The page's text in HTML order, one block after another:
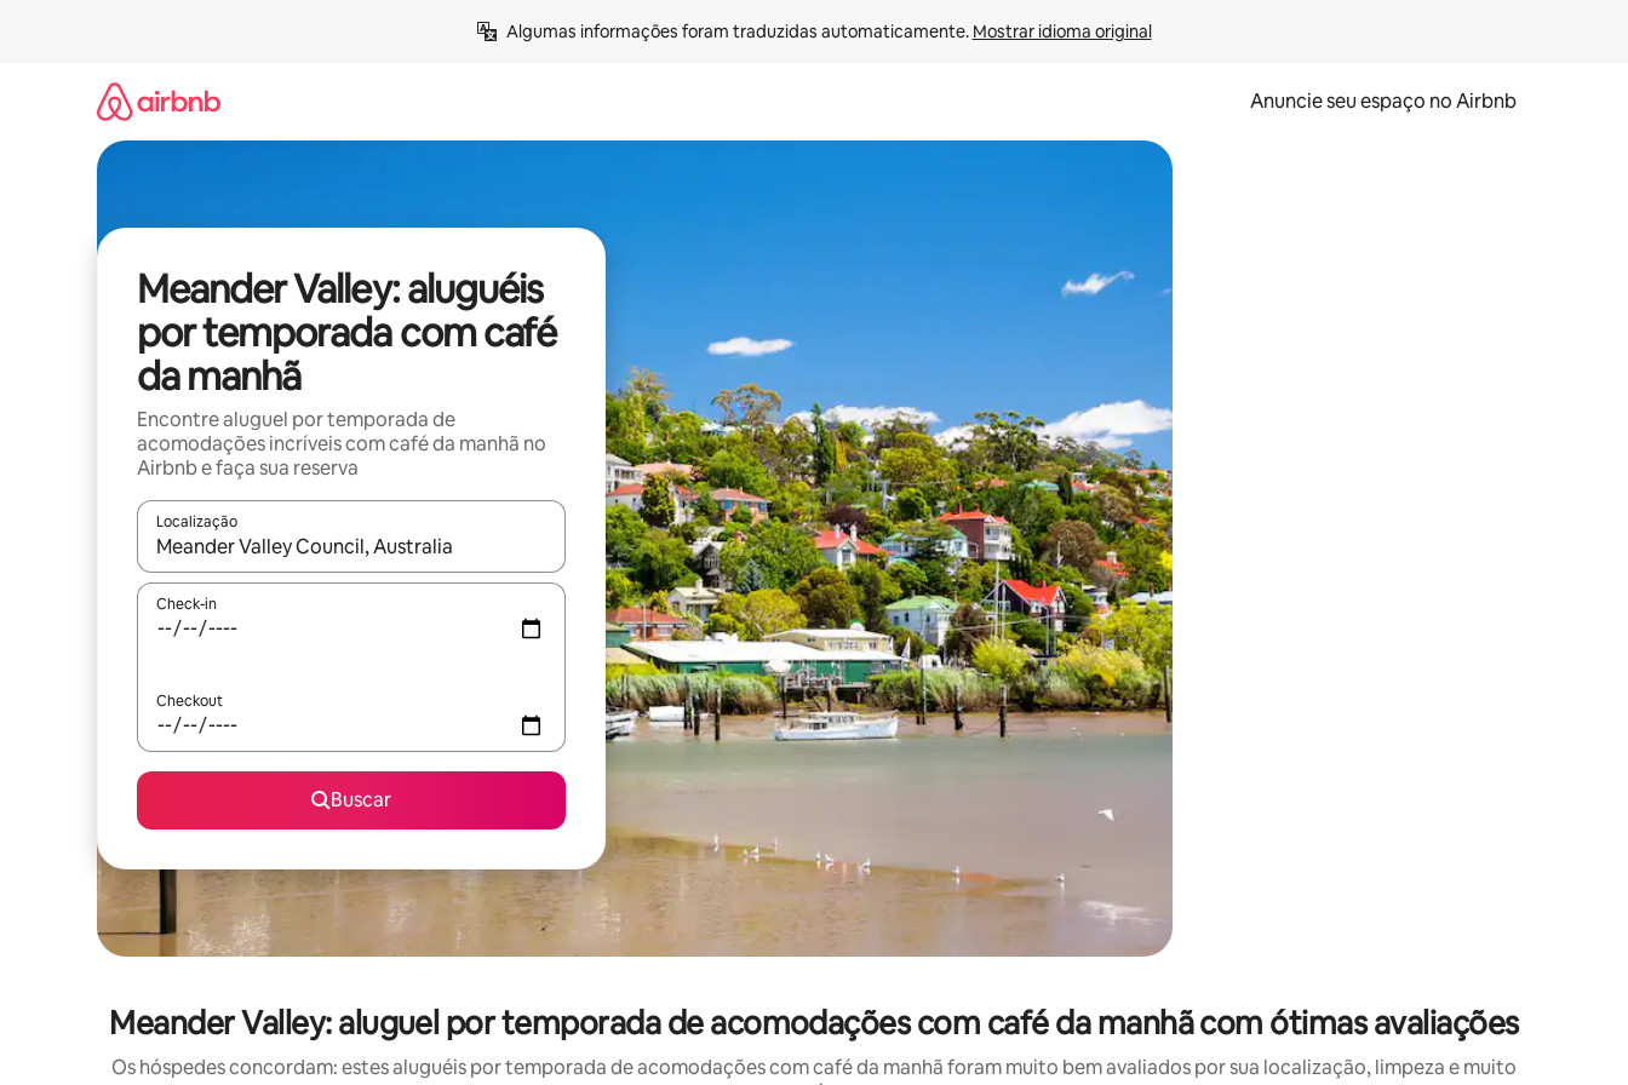
Algumas informações foram traduzidas automaticamente. Mostrar idioma original
Anuncie seu espaço no Airbnb
Meander Valley: aluguéis
por temporada com café
da manhã
Encontre aluguel por temporada de
acomodações incríveis com café da manhã no
Airbnb e faça sua reserva
Localização
Quando os resultados estiverem disponíveis, explore-os usando as seta para cima e para baixo do teclado ou tocando e deslizando o dedo na tela.
Check-in
Checkout
Buscar
Meander Valley: aluguel por temporada de acomodações com café da manhã com ótimas avaliações
Os hóspedes concordam: estes aluguéis por temporada de acomodações com café da manhã foram muito bem avaliados por sua localização, limpeza e muito